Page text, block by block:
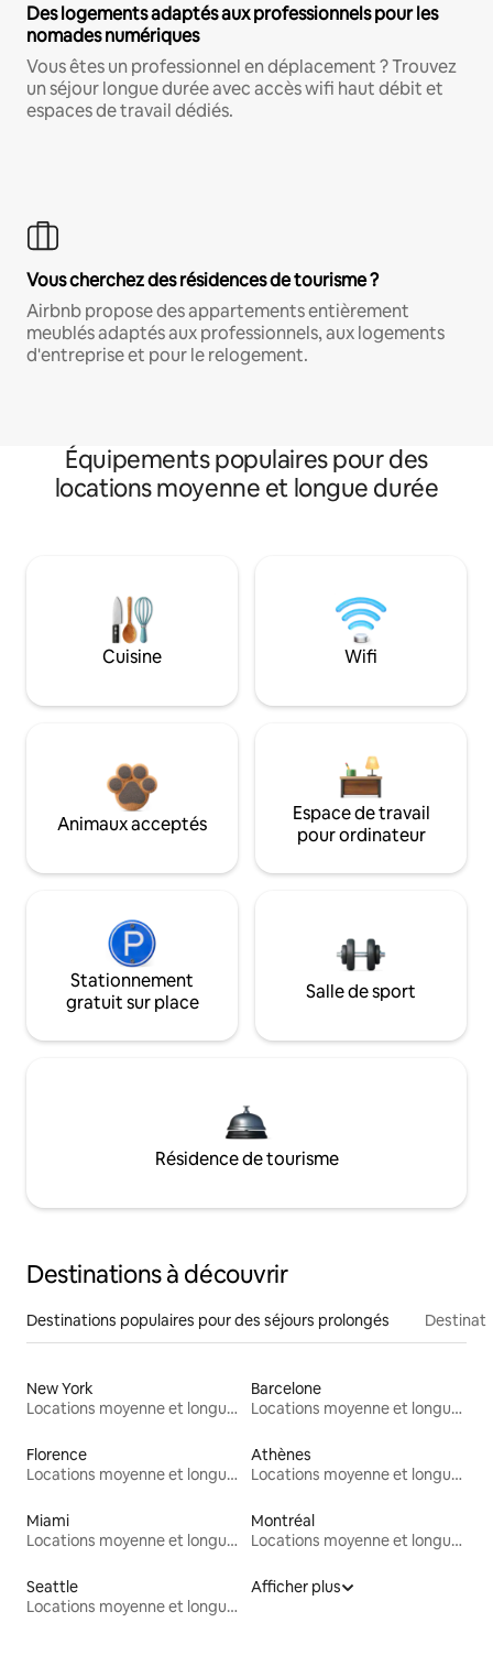
Des logements adaptés aux professionnels pour les
nomades numériques
Vous êtes un professionnel en déplacement ? Trouvez
un séjour longue durée avec accès wifi haut débit et
espaces de travail dédiés.
Vous cherchez des résidences de tourisme ?
Airbnb propose des appartements entièrement
meublés adaptés aux professionnels, aux logements
d'entreprise et pour le relogement.
Équipements populaires pour des
locations moyenne et longue durée
Cuisine Wifi
Animaux acceptés
Espace de travail
pour ordinateur
Stationnement
gratuit sur place
Salle de sport
Résidence de tourisme
Destinations à découvrir
Destinations populaires pour des séjours prolongés
New York
Locations moyenne et longue durée
Barcelone
Locations moyenne et longue durée
Florence
Locations moyenne et longue durée
Athènes
Locations moyenne et longue durée
Miami
Locations moyenne et longue durée
Montréal
Locations moyenne et longue durée
Seattle
Locations moyenne et longue durée
Afficher plus